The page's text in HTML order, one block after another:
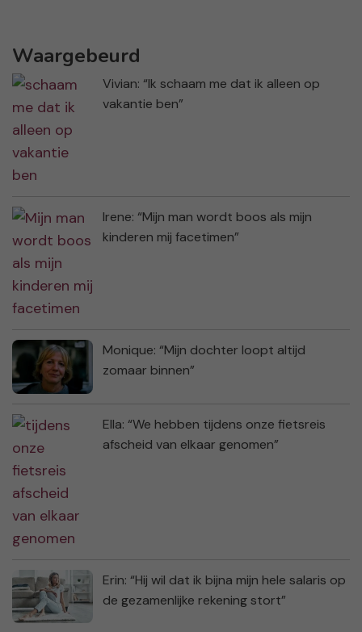
Waargebeurd
Vivian: “Ik schaam me dat ik alleen op
vakantie ben”
Irene: “Mijn man wordt boos als mijn
kinderen mij facetimen”
Monique: “Mijn dochter loopt altijd
zomaar binnen”
Ella: “We hebben tijdens onze fietsreis
afscheid van elkaar genomen”
Erin: “Hij wil dat ik bijna mijn hele salaris op
de gezamenlijke rekening stort”